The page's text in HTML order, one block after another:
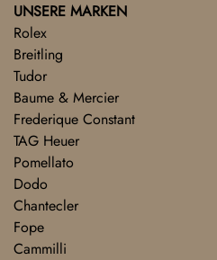
UNSERE MARKEN
Rolex
Breitling
Tudor
Baume & Mercier
Frederique Constant
TAG Heuer
Pomellato
Dodo
Chantecler
Fope
Cammilli